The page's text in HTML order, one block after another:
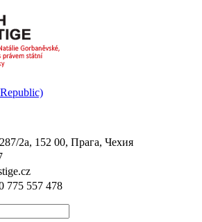
2a, 152 00, Прага, Чехия
775 557 478